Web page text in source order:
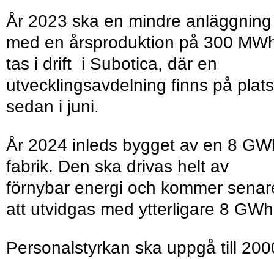
År 2023 ska en mindre anläggning
med en årsproduktion på 300
tas i drift i Subotica, där en
utvecklingsavdelning finns på plats
sedan i juni.
År 2024 inleds bygget av en 8
fabrik. Den ska drivas helt av
förnybar energi och kommer
att utvidgas med ytterligare 8
Personalstyrkan ska uppgå till